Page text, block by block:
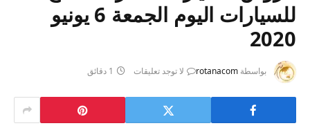
للسيارات اليوم الجمعة 6 يونيو
2020
بواسطة rotanacom لا توجد تعليقات 1 دقائق